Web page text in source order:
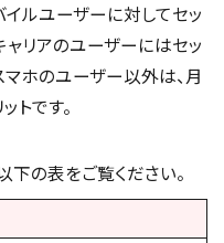
ルユーザーに対してセッ
リアのユーザーにはセッ
ホのユーザー以外は、月
トです。
の表をご覧ください。